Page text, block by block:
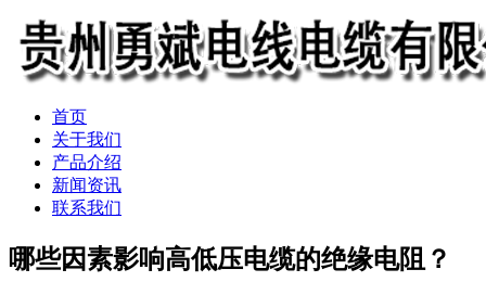
首页
关于我们
产品介绍
新闻资讯
联系我们
哪些因素影响高低压电缆的绝缘电阻？